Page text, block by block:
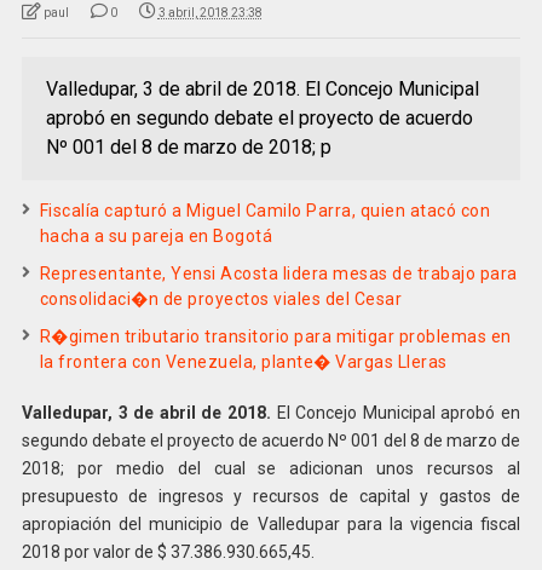
paul 0 3 abril, 2018 23:38
Valledupar, 3 de abril de 2018. El Concejo Municipal
aprobó en segundo debate el proyecto de acuerdo
Nº 001 del 8 de marzo de 2018; p
Fiscalía capturó a Miguel Camilo Parra, quien atacó con
hacha a su pareja en Bogotá
Representante, Yensi Acosta lidera mesas de trabajo para
consolidaci�n de proyectos viales del Cesar
R�gimen tributario transitorio para mitigar problemas en
la frontera con Venezuela, plante� Vargas Lleras
Valledupar, 3 de abril de 2018. El Concejo Municipal aprobó en
segundo debate el proyecto de acuerdo Nº 001 del 8 de marzo de
2018; por medio del cual se adicionan unos recursos al
presupuesto de ingresos y recursos de capital y gastos de
apropiación del municipio de Valledupar para la vigencia fiscal
2018 por valor de $ 37.386.930.665,45.